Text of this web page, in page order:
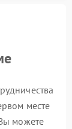
месте
можете